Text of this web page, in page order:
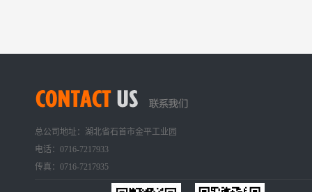
总公司地址：湖北省石首市金平工业园
电话：0716-7217933
传真：0716-7217935